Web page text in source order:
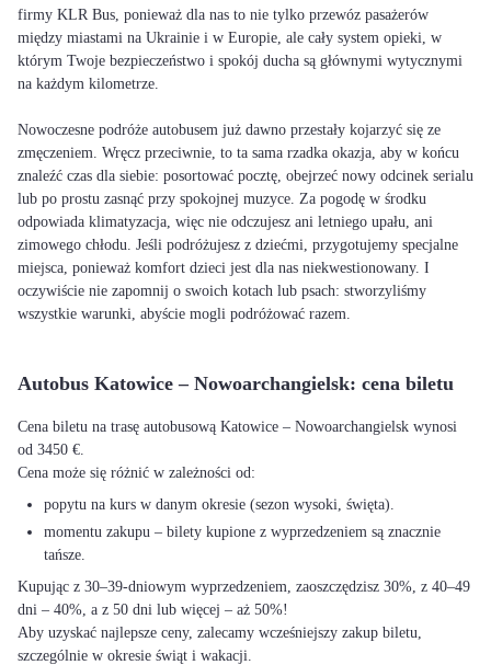
firmy KLR Bus, ponieważ dla nas to nie tylko przewóz pasażerów
między miastami na Ukrainie i w Europie, ale cały system opieki, w
którym Twoje bezpieczeństwo i spokój ducha są głównymi wytycznymi
na każdym kilometrze.
Nowoczesne podróże autobusem już dawno przestały kojarzyć się ze
zmęczeniem. Wręcz przeciwnie, to ta sama rzadka okazja, aby w końcu
znaleźć czas dla siebie: posortować pocztę, obejrzeć nowy odcinek serialu
lub po prostu zasnąć przy spokojnej muzyce. Za pogodę w środku
odpowiada klimatyzacja, więc nie odczujesz ani letniego upału, ani
zimowego chłodu. Jeśli podróżujesz z dziećmi, przygotujemy specjalne
miejsca, ponieważ komfort dzieci jest dla nas niekwestionowany. I
oczywiście nie zapomnij o swoich kotach lub psach: stworzyliśmy
wszystkie warunki, abyście mogli podróżować razem.
Autobus Katowice – Nowoarchangielsk: cena biletu
Cena biletu na trasę autobusową Katowice – Nowoarchangielsk wynosi
od 3450 €.
Cena może się różnić w zależności od:
popytu na kurs w danym okresie (sezon wysoki, święta).
momentu zakupu – bilety kupione z wyprzedzeniem są znacznie
tańsze.
Kupując z 30–39-dniowym wyprzedzeniem, zaoszczędzisz 30%, z 40–49
dni – 40%, a z 50 dni lub więcej – aż 50%!
Aby uzyskać najlepsze ceny, zalecamy wcześniejszy zakup biletu,
szczególnie w okresie świąt i wakacji.